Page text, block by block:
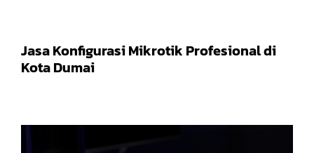
Jasa Konfigurasi Mikrotik Profesional di
Kota Dumai